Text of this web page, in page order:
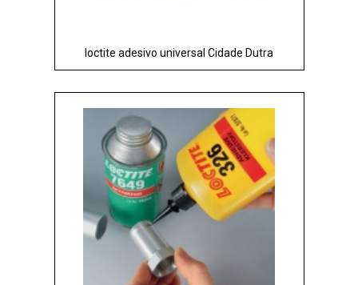
loctite adesivo universal Cidade Dutra